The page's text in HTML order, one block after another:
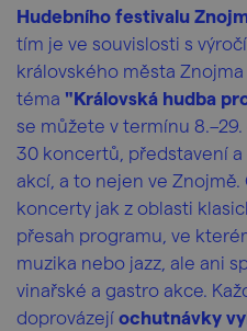
Hudebního festivalu
tím je ve souvislosti s
královského města
téma "Královská hudba
se můžete v termínu
30 koncertů, představení
akcí, a to nejen ve
koncerty jak z oblasti
přesah programu, ve
muzika nebo jazz, ale ani
vinařské a gastro akce.
doprovázejí ochutnávky